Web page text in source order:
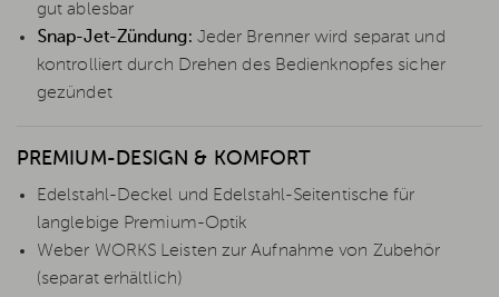
gut ablesbar
Snap-Jet-Zündung: Jeder Brenner wird separat und
kontrolliert durch Drehen des Bedienknopfes sicher
gezündet
PREMIUM-DESIGN & KOMFORT
Edelstahl-Deckel und Edelstahl-Seitentische für
langlebige Premium-Optik
Weber WORKS Leisten zur Aufnahme von Zubehör
(separat erhältlich)